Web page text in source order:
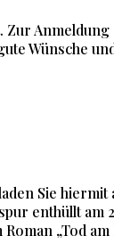
Wünsche
Sie
enthüllt am
„Tod